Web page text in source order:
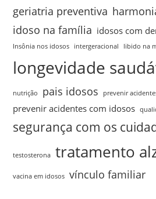
geriatria preventiva
idoso na família idosos com
Insônia nos idosos intergeracional libido na
longevidade
nutrição pais idosos prevenir
prevenir acidentes com idosos
segurança com os
testosterona tratamento
vacina em idosos vínculo familiar